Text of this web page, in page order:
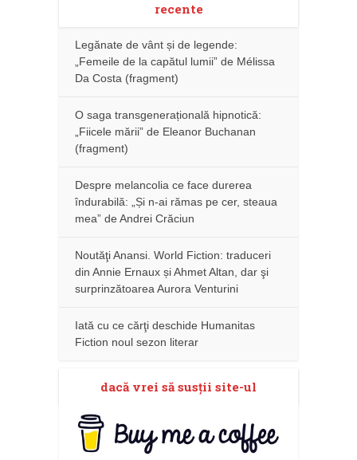
recente
Legănate de vânt și de legende:
„Femeile de la capătul lumii” de Mélissa
Da Costa (fragment)
O saga transgenerațională hipnotică:
„Fiicele mării” de Eleanor Buchanan
(fragment)
Despre melancolia ce face durerea
îndurabilă: „Și n-ai rămas pe cer, steaua
mea” de Andrei Crăciun
Noutăţi Anansi. World Fiction: traduceri
din Annie Ernaux și Ahmet Altan, dar şi
surprinzătoarea Aurora Venturini
Iată cu ce cărţi deschide Humanitas
Fiction noul sezon literar
dacă vrei să susţii site-ul